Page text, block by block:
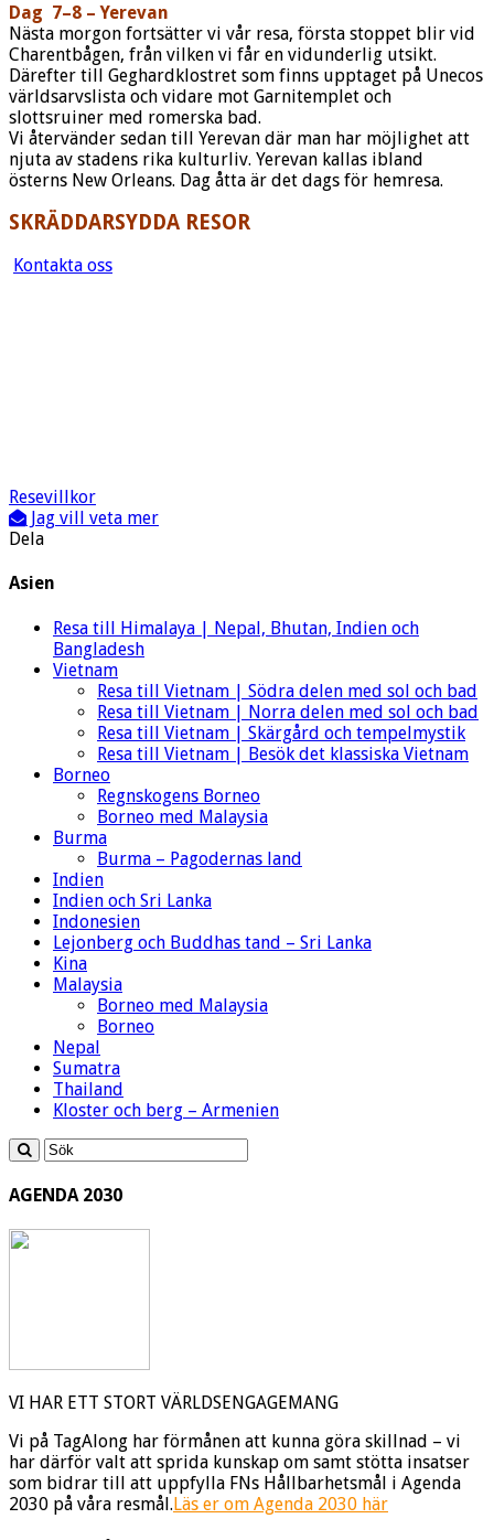
Dag 7–8 – Yerevan
Nästa morgon fortsätter vi vår resa, första stoppet blir vid
Charentbågen, från vilken vi får en vidunderlig utsikt.
Därefter till Geghardklostret som finns upptaget på Unecos
världsarvslista och vidare mot Garnitemplet och
slottsruiner med romerska bad.
Vi återvänder sedan till Yerevan där man har möjlighet att
njuta av stadens rika kulturliv. Yerevan kallas ibland
österns New Orleans. Dag åtta är det dags för hemresa.
SKRÄDDARSYDDA RESOR
Kontakta oss
Resevillkor
Jag vill veta mer
Dela
Asien
Resa till Himalaya | Nepal, Bhutan, Indien och
Bangladesh
Vietnam
Resa till Vietnam | Södra delen med sol och bad
Resa till Vietnam | Norra delen med sol och bad
Resa till Vietnam | Skärgård och tempelmystik
Resa till Vietnam | Besök det klassiska Vietnam
Borneo
Regnskogens Borneo
Borneo med Malaysia
Burma
Burma – Pagodernas land
Indien
Indien och Sri Lanka
Indonesien
Lejonberg och Buddhas tand – Sri Lanka
Kina
Malaysia
Borneo med Malaysia
Borneo
Nepal
Sumatra
Thailand
Kloster och berg – Armenien
AGENDA 2030
VI HAR ETT STORT VÄRLDSENGAGEMANG
Vi på TagAlong har förmånen att kunna göra skillnad – vi
har därför valt att sprida kunskap om samt stötta insatser
som bidrar till att uppfylla FNs Hållbarhetsmål i Agenda
2030 på våra resmål.Läs er om Agenda 2030 här